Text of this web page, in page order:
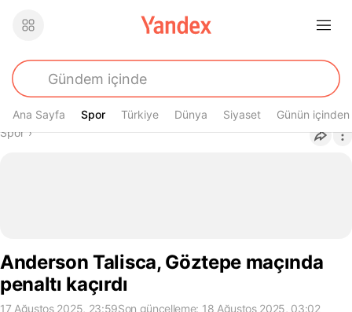
Ana Sayfa Spor
Spor Türkiye Dünya Siyaset Günün içinden
Buradasın
Spor›
Anderson Talisca, Göztepe maçında
penaltı kaçırdı
17 Ağustos 2025, 23:59Son güncelleme: 18 Ağustos 2025, 03:02